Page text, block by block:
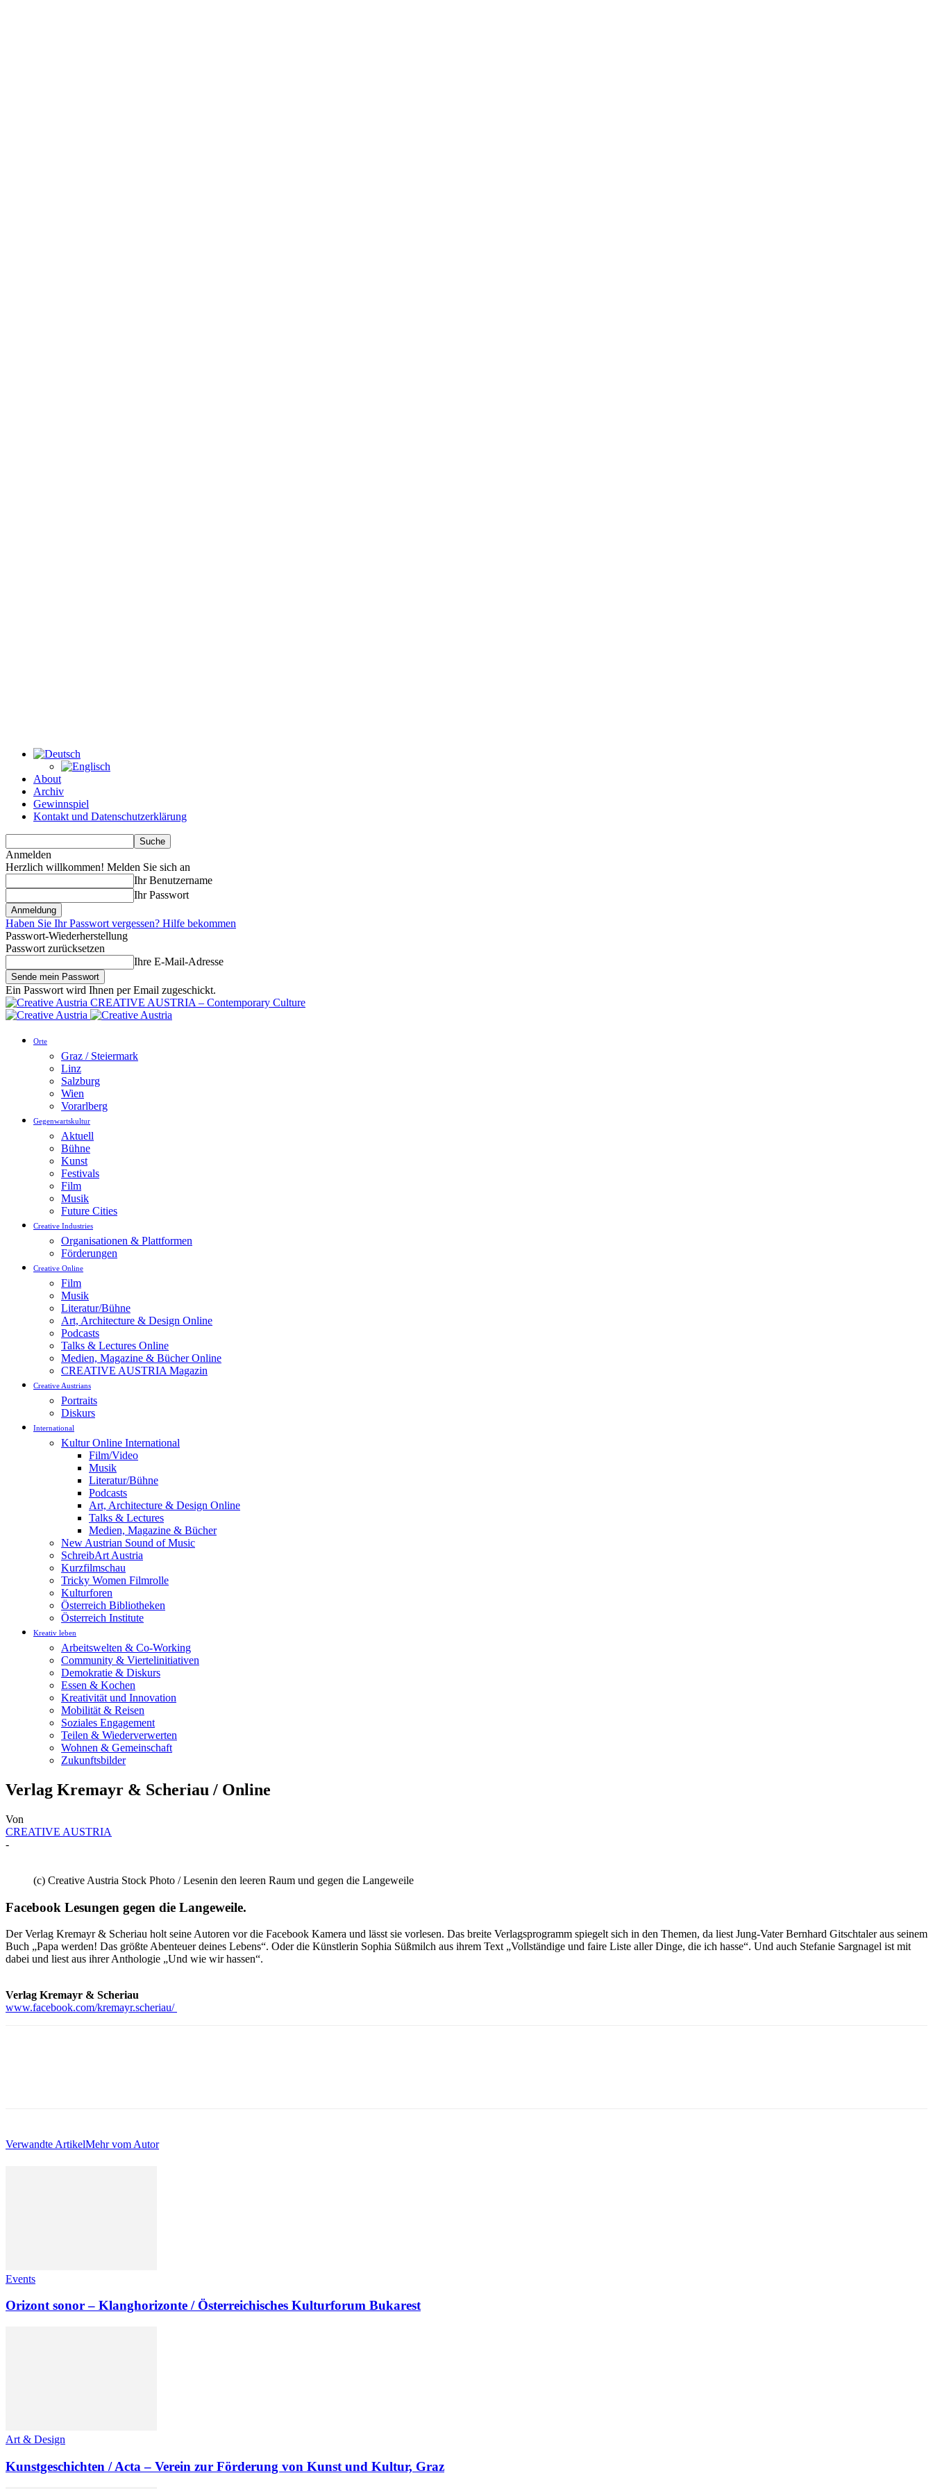
About
Archiv
Gewinnspiel
Kontakt und Datenschutzerklärung
Anmelden
Herzlich willkommen! Melden Sie sich an
Ihr Benutzername
Ihr Passwort
Haben Sie Ihr Passwort vergessen? Hilfe bekommen
Passwort-Wiederherstellung
Passwort zurücksetzen
Ihre E-Mail-Adresse
Ein Passwort wird Ihnen per Email zugeschickt.
CREATIVE AUSTRIA – Contemporary Culture
Orte
Graz / Steiermark
Linz
Salzburg
Wien
Vorarlberg
Gegenwartskultur
Aktuell
Bühne
Kunst
Festivals
Film
Musik
Future Cities
Creative Industries
Organisationen & Plattformen
Förderungen
Creative Online
Film
Musik
Literatur/Bühne
Art, Architecture & Design Online
Podcasts
Talks & Lectures Online
Medien, Magazine & Bücher Online
CREATIVE AUSTRIA Magazin
Creative Austrians
Portraits
Diskurs
International
Kultur Online International
Film/Video
Musik
Literatur/Bühne
Podcasts
Art, Architecture & Design Online
Talks & Lectures
Medien, Magazine & Bücher
New Austrian Sound of Music
SchreibArt Austria
Kurzfilmschau
Tricky Women Filmrolle
Kulturforen
Österreich Bibliotheken
Österreich Institute
Kreativ leben
Arbeitswelten & Co-Working
Community & Viertelinitiativen
Demokratie & Diskurs
Essen & Kochen
Kreativität und Innovation
Mobilität & Reisen
Soziales Engagement
Teilen & Wiederverwerten
Wohnen & Gemeinschaft
Zukunftsbilder
Verlag Kremayr & Scheriau / Online
Von
CREATIVE AUSTRIA
-
(c) Creative Austria Stock Photo / Lesenin den leeren Raum und gegen die Langeweile
Facebook Lesungen gegen die Langeweile.
Der Verlag Kremayr & Scheriau holt seine Autoren vor die Facebook Kamera und lässt sie vorlesen. Das breite Verlagsprogramm spiegelt sich in den Themen, da liest Jung-Vater Bernhard Gitschtaler aus seinem
Buch „Papa werden! Das größte Abenteuer deines Lebens“. Oder die Künstlerin Sophia Süßmilch aus ihrem Text „Vollständige und faire Liste aller Dinge, die ich hasse“. Und auch Stefanie Sargnagel ist mit
dabei und liest aus ihrer Anthologie „Und wie wir hassen“.
Verlag Kremayr & Scheriau
www.facebook.com/kremayr.scheriau/
Verwandte ArtikelMehr vom Autor
Events
Orizont sonor – Klanghorizonte / Österreichisches Kulturforum Bukarest
Art & Design
Kunstgeschichten / Acta – Verein zur Förderung von Kunst und Kultur, Graz